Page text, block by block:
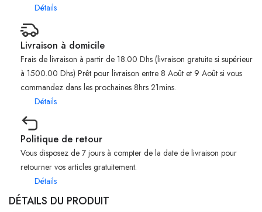
Détails
Livraison à domicile
Frais de livraison à partir de 18.00 Dhs (livraison gratuite si supérieur
à 1500.00 Dhs) Prêt pour livraison entre 8 Août et 9 Août si vous
commandez dans les prochaines 8hrs 21mins.
Détails
Politique de retour
Vous disposez de 7 jours à compter de la date de livraison pour
retourner vos articles gratuitement.
Détails
DÉTAILS DU PRODUIT